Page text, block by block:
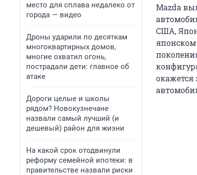
место для сплава недалеко от
города — видео
Дроны ударили по десяткам
многоквартирных домов,
многие охватил огонь,
пострадали дети: главное об
атаке
Дороги целые и школы
рядом? Новокузнечане
назвали самый лучший (и
дешевый) район для жизни
На какой срок отодвинули
реформу семейной ипотеки: в
правительстве назвали риски
Mazda
США,
окажется